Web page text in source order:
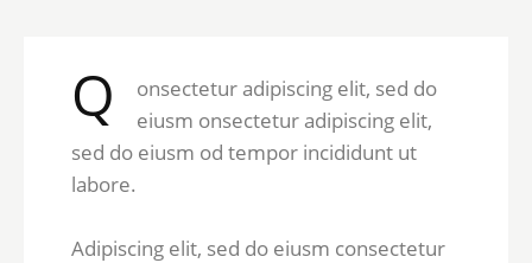
Q
onsectetur adipiscing elit, sed do
eiusm onsectetur adipiscing elit,
sed do eiusm od tempor incididunt ut
labore.
Adipiscing elit, sed do eiusm consectetur